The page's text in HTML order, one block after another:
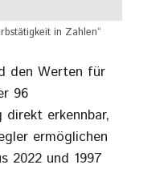
in Zahlen“
den Werten für
96
direkt erkennbar,
ermöglichen
2022 und 1997